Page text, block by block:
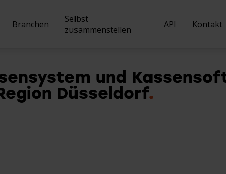
Branchen
Gastronomie
Selbst
zusammenstellen
API Kontakt
und
Düsseldorf